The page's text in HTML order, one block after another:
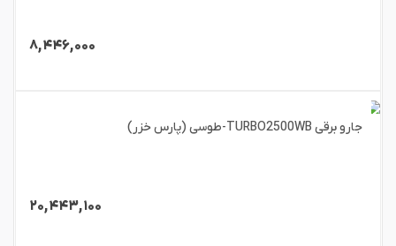
۸,۴۴۶,۰۰۰
جارو برقی TURBO2500WB-طوسی (پارس خزر)
۲۰,۴۴۳,۱۰۰